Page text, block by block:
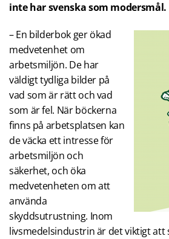
inte har svenska som modersmål.
– En bilderbok ger ökad
medvetenhet om
arbetsmiljön. De har
väldigt tydliga bilder på
vad som är rätt och vad
som är fel. När böckerna
finns på arbetsplatsen kan
de väcka ett intresse för
arbetsmiljön och
säkerhet, och öka
medvetenheten om att
använda
skyddsutrustning. Inom
livsmedelsindustrin är det viktigt att